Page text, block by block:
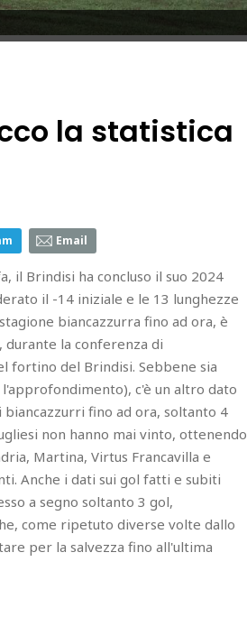
la statistica
Email
il Brindisi ha concluso il suo 2024
il -14 iniziale e le 13 lunghezze
biancazzurra fino ad ora, è
durante la conferenza di
fortino del Brindisi. Sebbene sia
c'è un altro dato
fino ad ora, soltanto 4
non hanno mai vinto, ottenendo
Martina, Virtus Francavilla e
Anche i dati sui gol fatti e subiti
a segno soltanto 3 gol,
come ripetuto diverse volte dallo
per la salvezza fino all'ultima